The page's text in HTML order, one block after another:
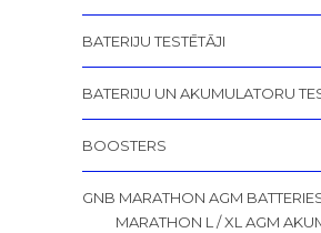
BATERIJU TESTĒTĀJI
BATERIJU UN AKUMULATORU
BOOSTERS
GNB MARATHON AGM
MARATHON L / XL AGM